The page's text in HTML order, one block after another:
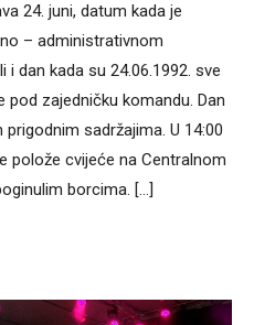
24. juni, datum kada je
– administrativnom
i dan kada su 24.06.1992. sve
zajedničku komandu. Dan
sadržajima. U 14:00
polože cvijeće na Centralnom
borcima. […]